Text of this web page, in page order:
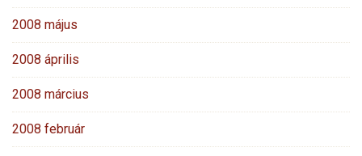
2008 május
2008 április
2008 március
2008 február